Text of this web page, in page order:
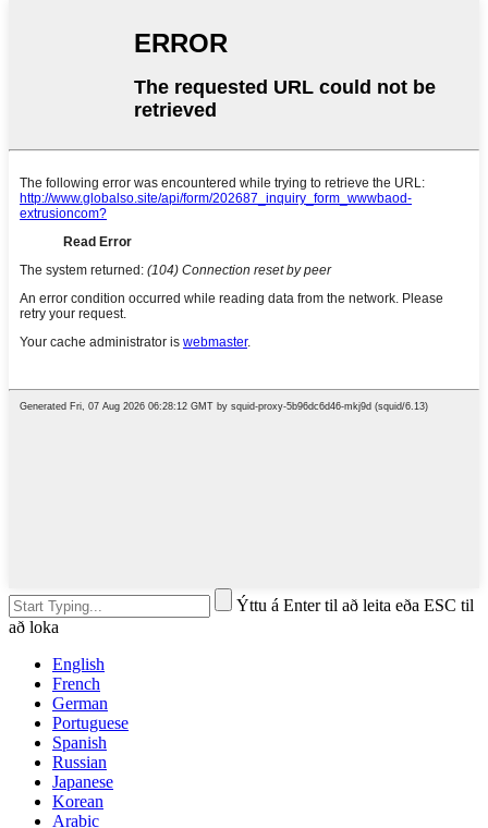
Ýttu á Enter til að leita eða ESC til
að loka
English
French
German
Portuguese
Spanish
Russian
Japanese
Korean
Arabic